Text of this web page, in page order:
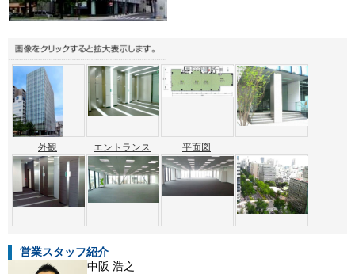
外観 エントランス 平面図
営業スタッフ紹介
中阪 浩之